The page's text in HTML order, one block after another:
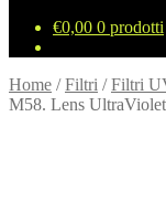
€0,00 0 prodotti
Home /Filtri /Filtri
M58. Lens